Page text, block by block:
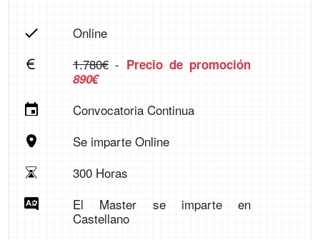
Online
1.780€- Precio de promoción
890€
Convocatoria Continua
Se imparte Online
300 Horas
El Master se imparte en
Castellano